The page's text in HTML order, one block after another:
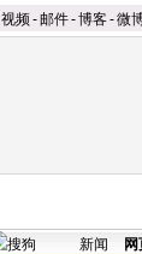
视频-邮件-博客-微
新闻 网